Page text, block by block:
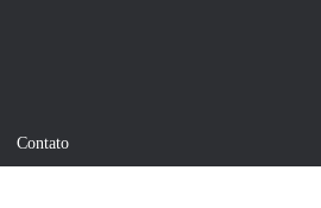
Contato